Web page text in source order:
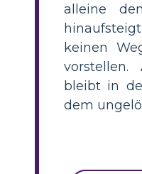
alleine
keinen
bleibt in
dem